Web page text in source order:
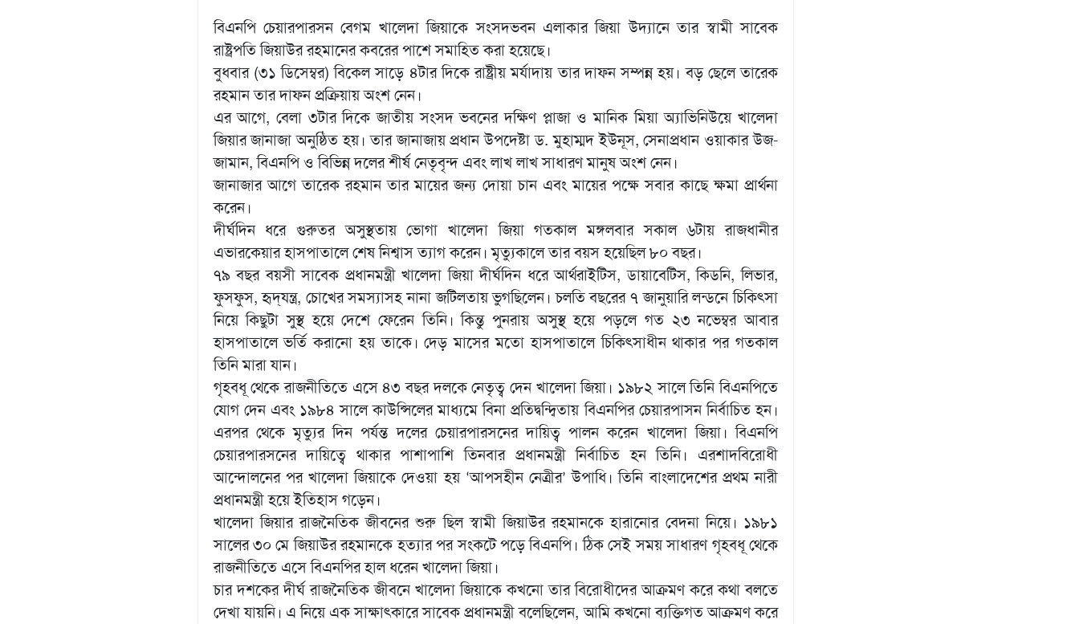
বিএনপি চেয়ারপারসন বেগম খালেদা জিয়াকে সংসদভবন এলাকার জিয়া উদ্যানে তার স্বামী সাবেক
রাষ্ট্রপতি জিয়াউর রহমানের কবরের পাশে সমাহিত করা হয়েছে।
বুধবার (৩১ ডিসেম্বর) বিকেল সাড়ে ৪টার দিকে রাষ্ট্রীয় মর্যাদায় তার দাফন সম্পন্ন হয়। বড় ছেলে তারেক
রহমান তার দাফন প্রক্রিয়ায় অংশ নেন।
এর আগে, বেলা ৩টার দিকে জাতীয় সংসদ ভবনের দক্ষিণ প্লাজা ও মানিক মিয়া অ্যাভিনিউয়ে খালেদা
জিয়ার জানাজা অনুষ্ঠিত হয়। তার জানাজায় প্রধান উপদেষ্টা ড. মুহাম্মদ ইউনূস, সেনাপ্রধান ওয়াকার উজ-
জামান, বিএনপি ও বিভিন্ন দলের শীর্ষ নেতৃবৃন্দ এবং লাখ লাখ সাধারণ মানুষ অংশ নেন।
জানাজার আগে তারেক রহমান তার মায়ের জন্য দোয়া চান এবং মায়ের পক্ষে সবার কাছে ক্ষমা প্রার্থনা
করেন।
দীর্ঘদিন ধরে গুরুতর অসুস্থতায় ভোগা খালেদা জিয়া গতকাল মঙ্গলবার সকাল ৬টায় রাজধানীর
এভারকেয়ার হাসপাতালে শেষ নিশ্বাস ত্যাগ করেন। মৃত্যুকালে তার বয়স হয়েছিল ৮০ বছর।
৭৯ বছর বয়সী সাবেক প্রধানমন্ত্রী খালেদা জিয়া দীর্ঘদিন ধরে আর্থরাইটিস, ডায়াবেটিস, কিডনি, লিভার,
ফুসফুস, হৃদ্‌যন্ত্র, চোখের সমস্যাসহ নানা জটিলতায় ভুগছিলেন। চলতি বছরের ৭ জানুয়ারি লন্ডনে চিকিৎসা
নিয়ে কিছুটা সুস্থ হয়ে দেশে ফেরেন তিনি। কিন্তু পুনরায় অসুস্থ হয়ে পড়লে গত ২৩ নভেম্বর আবার
হাসপাতালে ভর্তি করানো হয় তাকে। দেড় মাসের মতো হাসপাতালে চিকিৎসাধীন থাকার পর গতকাল
তিনি মারা যান।
গৃহবধূ থেকে রাজনীতিতে এসে ৪৩ বছর দলকে নেতৃত্ব দেন খালেদা জিয়া। ১৯৮২ সালে তিনি বিএনপিতে
যোগ দেন এবং ১৯৮৪ সালে কাউন্সিলের মাধ্যমে বিনা প্রতিদ্বন্দ্বিতায় বিএনপির চেয়ারপাসন নির্বাচিত হন।
এরপর থেকে মৃত্যুর দিন পর্যন্ত দলের চেয়ারপারসনের দায়িত্ব পালন করেন খালেদা জিয়া। বিএনপি
চেয়ারপারসনের দায়িত্বে থাকার পাশাপাশি তিনবার প্রধানমন্ত্রী নির্বাচিত হন তিনি। এরশাদবিরোধী
আন্দোলনের পর খালেদা জিয়াকে দেওয়া হয় ‘আপসহীন নেত্রীর’ উপাধি। তিনি বাংলাদেশের প্রথম নারী
প্রধানমন্ত্রী হয়ে ইতিহাস গড়েন।
খালেদা জিয়ার রাজনৈতিক জীবনের শুরু ছিল স্বামী জিয়াউর রহমানকে হারানোর বেদনা নিয়ে। ১৯৮১
সালের ৩০ মে জিয়াউর রহমানকে হত্যার পর সংকটে পড়ে বিএনপি। ঠিক সেই সময় সাধারণ গৃহবধূ থেকে
রাজনীতিতে এসে বিএনপির হাল ধরেন খালেদা জিয়া।
চার দশকের দীর্ঘ রাজনৈতিক জীবনে খালেদা জিয়াকে কখনো তার বিরোধীদের আক্রমণ করে কথা বলতে
দেখা যায়নি। এ নিয়ে এক সাক্ষাৎকারে সাবেক প্রধানমন্ত্রী বলেছিলেন, আমি কখনো ব্যক্তিগত আক্রমণ করে